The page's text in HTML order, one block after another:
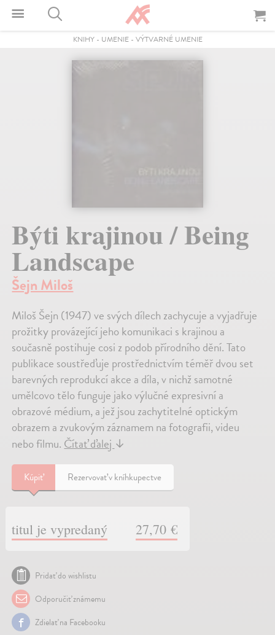
KNIHY- UMENIE- VÝTVARNÉ UMENIE
Býti krajinou / Being
Landscape
Šejn Miloš
Miloš Šejn (1947) ve svých dílech zachycuje a vyjadřuje
prožitky provázející jeho komunikaci s krajinou a
současně postihuje cosi z podob přírodního dění. Tato
publikace soustřeďuje prostřednictvím téměř dvou set
barevných reprodukcí akce a díla, v nichž samotné
umělcovo tělo funguje jako výlučné expresivní a
obrazové médium, a jež jsou zachytitelné optickým
obrazem a zvukovým záznamem na fotografii, videu
nebo filmu.Čítať ďalej↓
Kúpiť Rezervovať v kníhkupectve
titul je vypredaný 27,70 €
Pridať do wishlistu
Odporučiť známemu
Zdielať na Facebooku